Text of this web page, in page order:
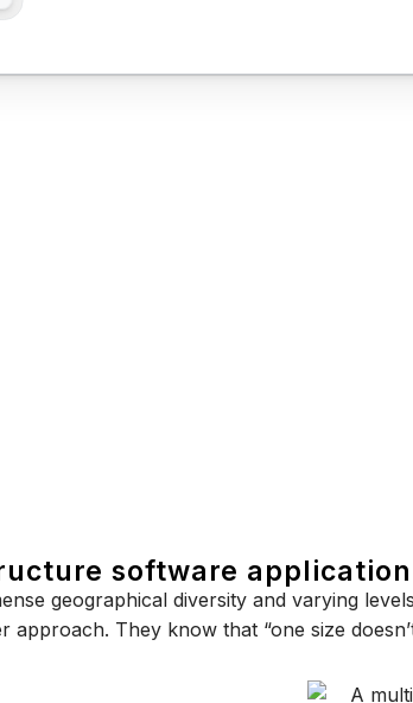
software application
geographical diversity and varying
They know that “one size